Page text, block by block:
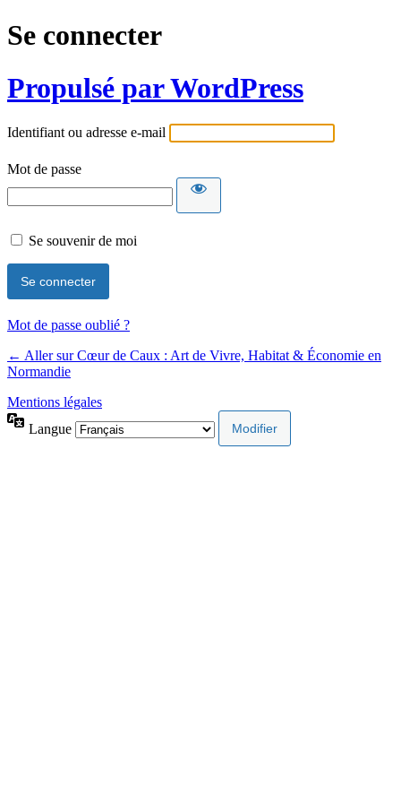
Se connecter
Propulsé par WordPress
Identifiant ou adresse e-mail
Mot de passe
Se souvenir de moi
Mot de passe oublié ?
← Aller sur Cœur de Caux : Art de Vivre, Habitat & Économie en
Normandie
Mentions légales
Langue